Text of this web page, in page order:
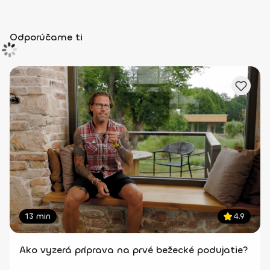
Odporúčame ti
13 min 4.9
Ako vyzerá príprava na prvé bežecké podujatie?